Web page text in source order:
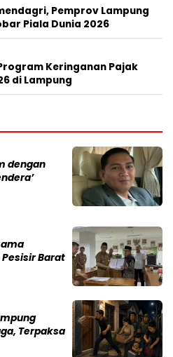
Pemprov Lampung
Piala Dunia 2026
Keringanan Pajak
di Lampung
dengan
Barat
Terpaksa